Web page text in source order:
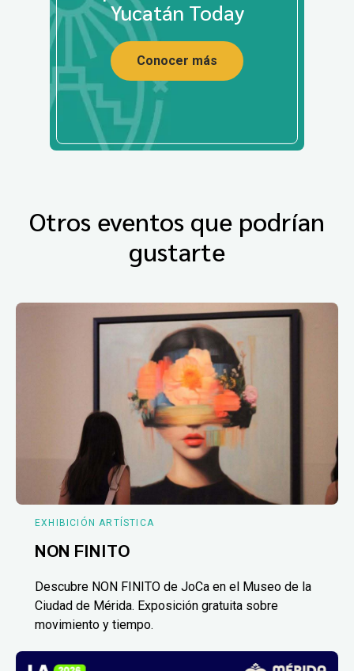
Yucatán Today
Conocer más
Otros eventos que podrían
gustarte
EXHIBICIÓN ARTÍSTICA
NON FINITO
Descubre NON FINITO de JoCa en el Museo de la
Ciudad de Mérida. Exposición gratuita sobre
movimiento y tiempo.